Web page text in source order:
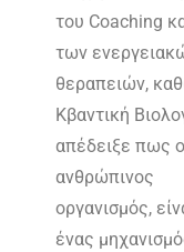
του Coaching
των
θεραπειών,
Κβαντική
απέδειξε πως ο
ανθρώπινος
οργανισμός,
ένας